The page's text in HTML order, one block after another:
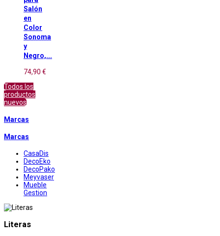
Salón
en
Color
Sonoma
y
Negro,...
74,90 €
Todos los
productos
nuevos
Marcas
Marcas
CasaDis
DecoEko
DecoPako
Meyvaser
Mueble
Gestion
Literas